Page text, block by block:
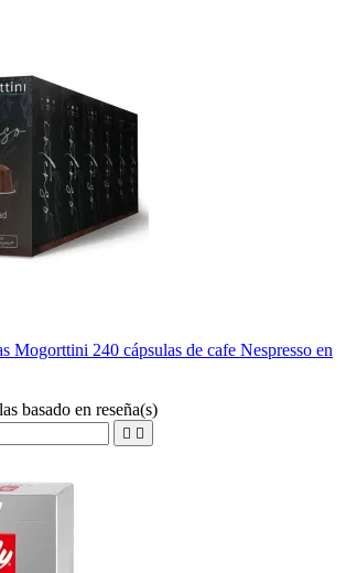
Mogorttini 240 cápsulas de cafe Nespresso en
basado en reseña(s)
 